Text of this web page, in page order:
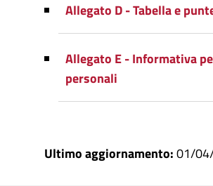
Allegato D - Tabella e
Allegato E - Informativa
personali
Ultimo aggiornamento:01/